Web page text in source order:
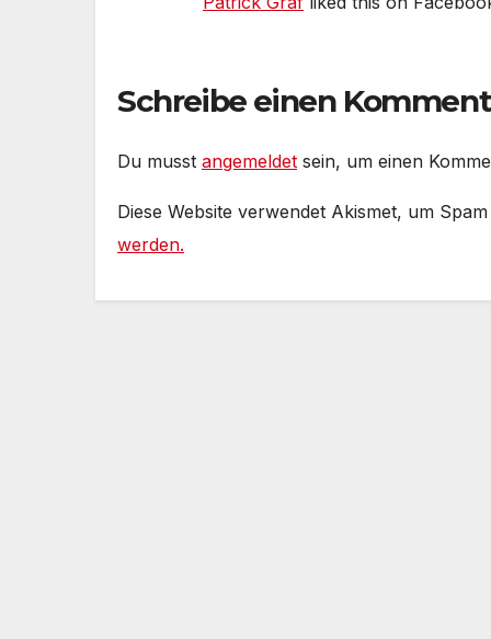
Schreibe einen
Du musst angemeldet sein, um einen
Diese Website verwendet Akismet, um
werden.